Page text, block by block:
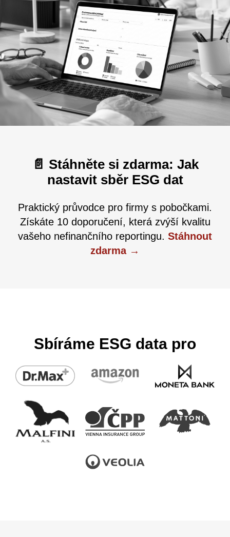
📄 Stáhněte si zdarma: Jak
nastavit sběr ESG dat
Praktický průvodce pro firmy s pobočkami.
Získáte 10 doporučení, která zvýší kvalitu
vašeho nefinančního reportingu. Stáhnout
zdarma →
Sbíráme ESG data pro